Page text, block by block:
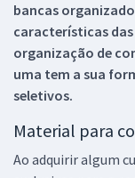
bancas
características
organização de
uma tem a sua
seletivos.
Material para
Ao adquirir algum